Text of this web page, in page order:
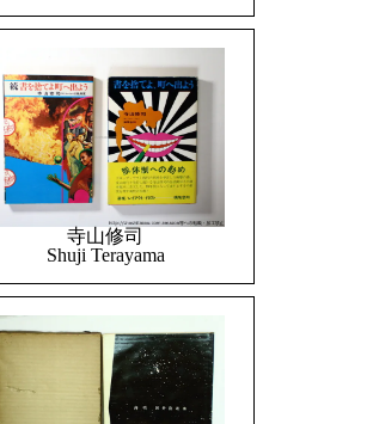
寺山修司
Shuji Terayama